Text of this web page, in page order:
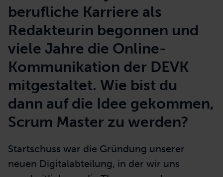
Digitalberatung
Ausbildungen & Programme
Lassen Sie sich in mehrmonatigen Ausbildungen für neue Rolle ausbilden.
berufliche Karriere als
Redakteurin begonnen und
viele Jahre die Online-
Kommunikation der DEVK
mitgestaltet. Wie bist du
dann auf die Idee gekommen,
Scrum Master zu werden?
Startschuss war die Gründung unserer
neuen Digitalabteilung, in der wir uns